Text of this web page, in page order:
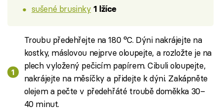
sušené brusinky 1 lžíce
Troubu předehřejte na 180 °C. Dýni nakrájejte na
kostky, máslovou nejprve oloupejte, a rozložte je na
plech vyložený pečicím papírem. Cibuli oloupejte,
nakrájejte na měsíčky a přidejte k dýni. Zakápněte
olejem a pečte v předehřáté troubě doměkka 30–
40 minut.